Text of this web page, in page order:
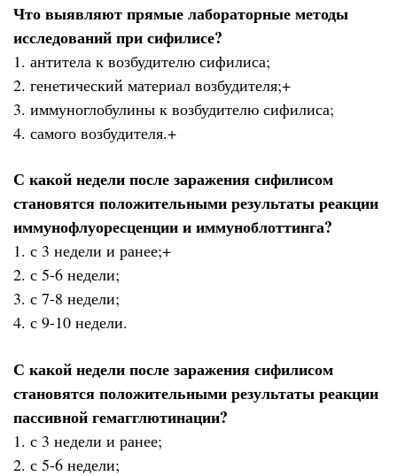
Что выявляют прямые лабораторные методы
исследований при сифилисе?
1. антитела к возбудителю сифилиса;
2. генетический материал возбудителя;+
3. иммуноглобулины к возбудителю сифилиса;
4. самого возбудителя.+
С какой недели после заражения сифилисом
становятся положительными результаты реакции
иммунофлуоресценции и иммуноблоттинга?
1. с 3 недели и ранее;+
2. с 5-6 недели;
3. с 7-8 недели;
4. с 9-10 недели.
С какой недели после заражения сифилисом
становятся положительными результаты реакции
пассивной гемагглютинации?
1. с 3 недели и ранее;
2. с 5-6 недели;